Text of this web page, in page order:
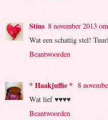
Stins 8 november 2013
Wat een schattig stel!
Beantwoorden
* Haakjuffie * 8
Wat lief ♥♥♥♥
Beantwoorden